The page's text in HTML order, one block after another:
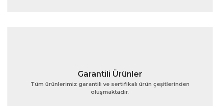
Gönder
Garantili Ürünler
Tüm ürünlerimiz garantili ve sertifikalı ürün çeşitlerinden
oluşmaktadır.